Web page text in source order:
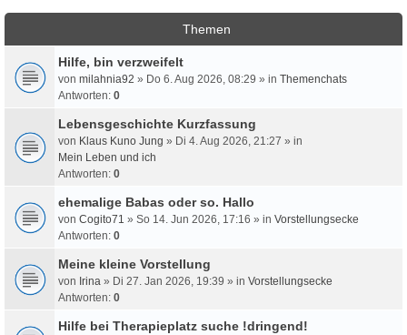
Themen
Hilfe, bin verzweifelt
von milahnia92 » Do 6. Aug 2026, 08:29 » in Themenchats
Antworten: 0
Lebensgeschichte Kurzfassung
von Klaus Kuno Jung » Di 4. Aug 2026, 21:27 » in
Mein Leben und ich
Antworten: 0
ehemalige Babas oder so. Hallo
von Cogito71 » So 14. Jun 2026, 17:16 » in Vorstellungsecke
Antworten: 0
Meine kleine Vorstellung
von Irina » Di 27. Jan 2026, 19:39 » in Vorstellungsecke
Antworten: 0
Hilfe bei Therapieplatz suche !dringend!